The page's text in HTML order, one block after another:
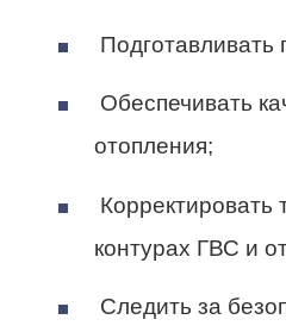
Подготавливать
Обеспечивать
отопления;
Корректировать
контурах ГВС и
Следить за